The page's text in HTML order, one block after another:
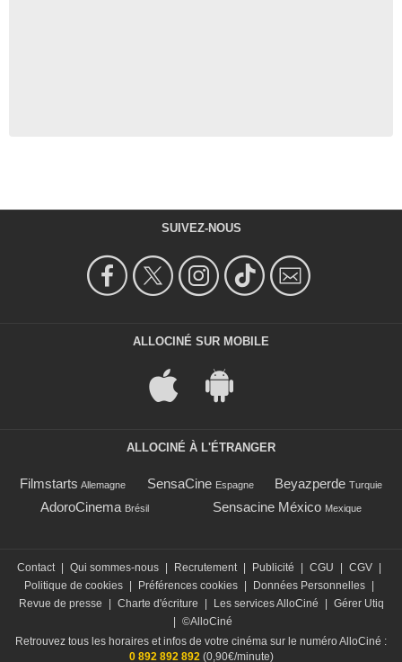
SUIVEZ-NOUS
ALLOCINÉ SUR MOBILE
ALLOCINÉ À L'ÉTRANGER
Filmstarts Allemagne SensaCine Espagne Beyazperde Turquie
AdoroCinema Brésil Sensacine México Mexique
Contact | Qui sommes-nous | Recrutement | Publicité | CGU | CGV |
Politique de cookies | Préférences cookies | Données Personnelles |
Revue de presse
| Charte d'écriture | Les services AlloCiné | Gérer Utiq
| ©AlloCiné
Retrouvez tous les horaires et infos de votre cinéma sur le numéro AlloCiné :
0 892 892 892 (0,90€/minute)